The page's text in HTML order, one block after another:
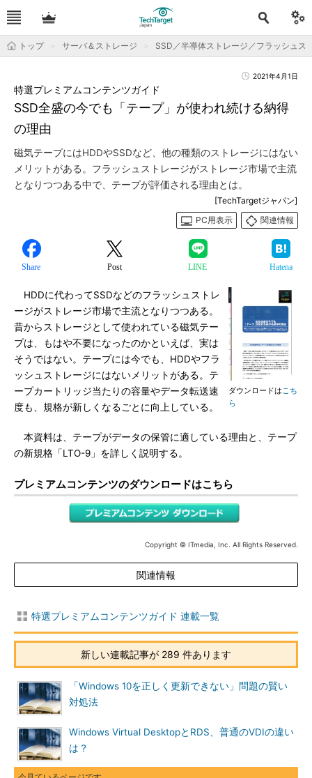
トップ サーバ＆ストレージ SSD／半導体ストレージ／フラッシュス
2021年4月1日
SSD全盛の今でも「テープ」が使われ続ける納得
の理由
特選プレミアムコンテンツガイド
磁気テープにはHDDやSSDなど、他の種類のストレージにはない
メリットがある。フラッシュストレージがストレージ市場で主流
となりつつある中で、テープが評価される理由とは。
[TechTargetジャパン]
PC用表示
関連情報
Share Post LINE Hatena
ダウンロードはこち
ら
HDDに代わってSSDなどのフラッシュストレ
ージがストレージ市場で主流となりつつある。
昔からストレージとして使われている磁気テー
プは、もはや不要になったのかといえば、実は
そうではない。テープには今でも、HDDやフラ
ッシュストレージにはないメリットがある。テ
ープカートリッジ当たりの容量やデータ転送速
度も、規格が新しくなるごとに向上している。
本資料は、テープがデータの保管に適している理由と、テープ
の新規格「LTO-9」を詳しく説明する。
プレミアムコンテンツのダウンロードはこちら
Copyright © ITmedia, Inc. All Rights Reserved.
関連情報
特選プレミアムコンテンツガイド 連載一覧
新しい連載記事が 289 件あります
「Windows 10を正しく更新できない」問題の賢い
対処法
Windows Virtual DesktopとRDS、普通のVDIの違い
は？